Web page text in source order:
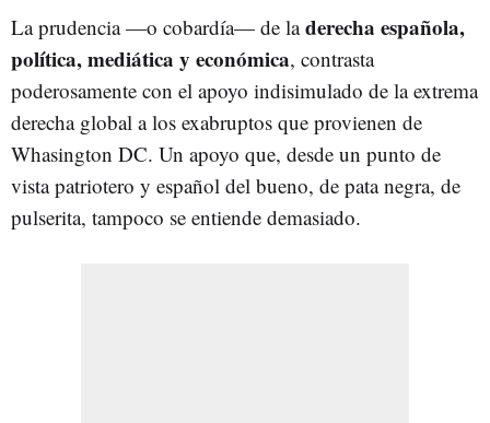
La prudencia—o cobardía— de laderecha española,
política, mediática y económica, contrasta
poderosamente con el apoyo indisimulado de la extrema
derecha global a los exabruptos que provienen de
Whasington DC. Un apoyo que, desde un punto de
vista patriotero y español del bueno, de pata negra, de
pulserita, tampoco se entiende demasiado.